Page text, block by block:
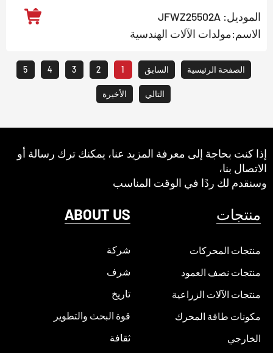
الموديل: JFWZ25502A
الاسم:مولدات الآلات الهندسية
الصفحة الرئيسية السابق 1
2
3
4
5
التالي الأخيرة
إذا كنت بحاجة إلى معرفة المزيد عنا، يمكنك ترك رسالة أو
الاتصال بنا،
وسنقدم لك ردًا في الوقت المناسب
منتجات
منتجات المحركات
منتجات نصف العمود
منتجات الآلات الزراعية
مكونات طاقة المحرك
الخارجي
ABOUT US
شركة
شرف
تاريخ
قوة البحث والتطوير
ثقافة